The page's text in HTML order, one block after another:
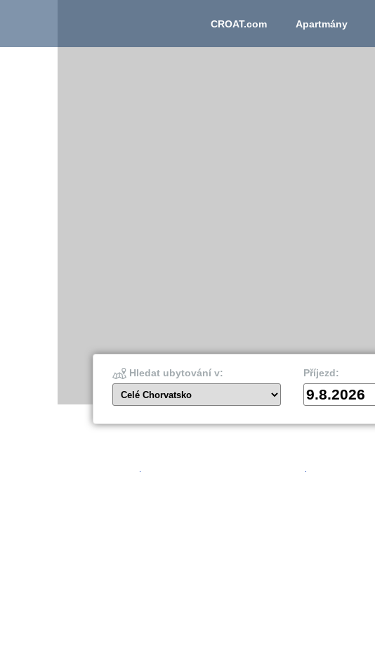
CROAT.com Apartmány
Hledat ubytování v:
Celé Chorvatsko
Příjezd:
9.8.2026